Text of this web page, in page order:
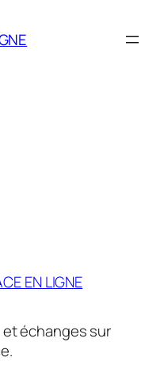
EN LIGNE
échanges sur